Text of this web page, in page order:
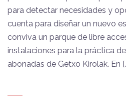
para detectar necesidades y
cuenta para diseñar un nuevo
conviva un parque de libre
instalaciones para la práctica
abonadas de Getxo Kirolak. En